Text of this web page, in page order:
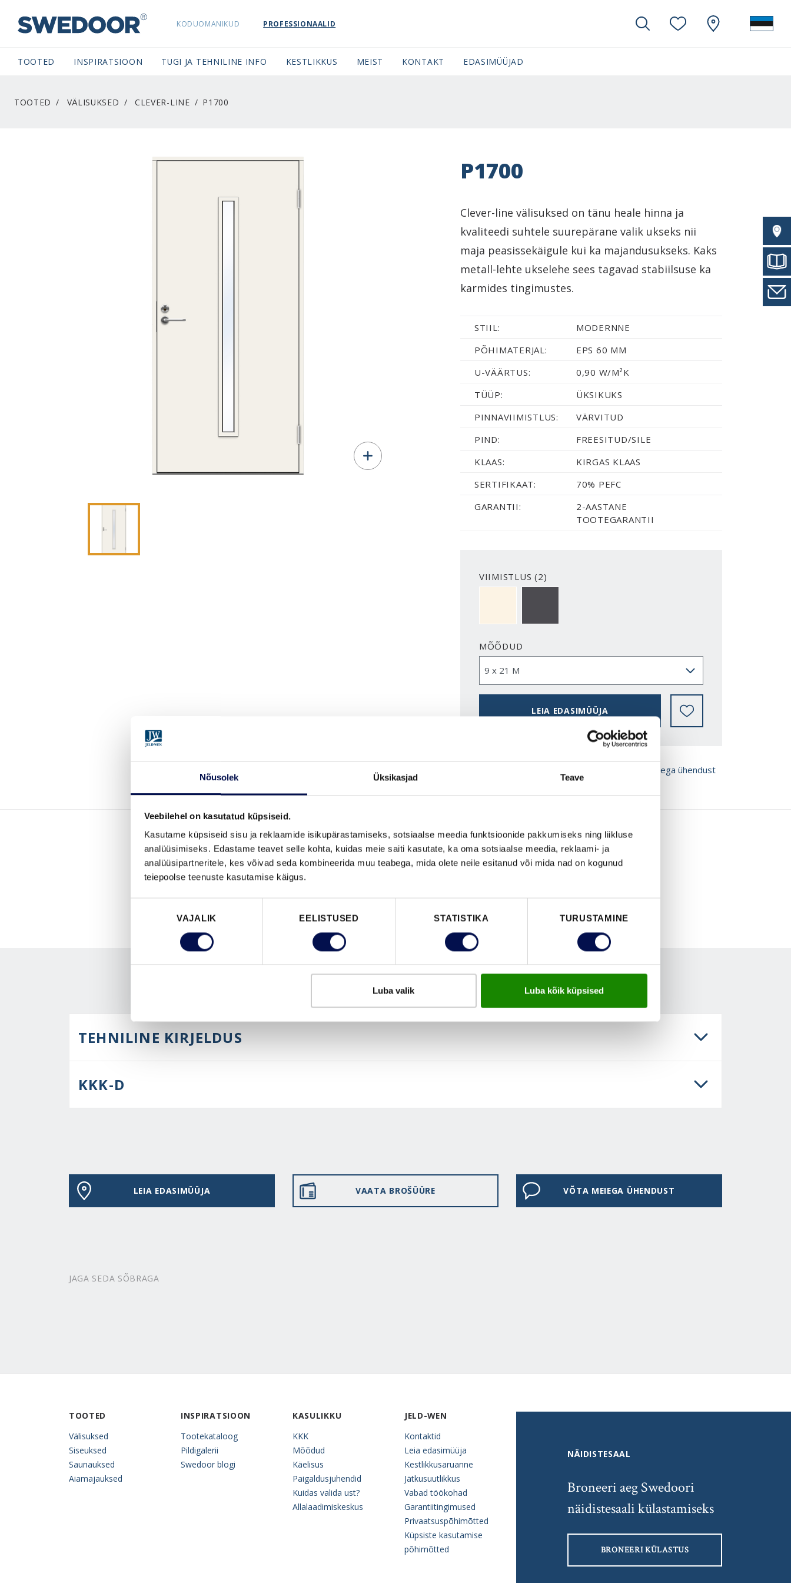
Nõusolek Üksikasjad Teave
Veebilehel on kasutatud küpsiseid.
Kasutame küpsiseid sisu ja reklaamide isikupärastamiseks, sotsiaalse meedia funktsioonide pakkumiseks ning liikluse
analüüsimiseks. Edastame teavet selle kohta, kuidas meie saiti kasutate, ka oma sotsiaalse meedia, reklaami- ja
analüüsipartneritele, kes võivad seda kombineerida muu teabega, mida olete neile esitanud või mida nad on kogunud
teiepoolse teenuste kasutamise käigus.
VAJALIK EELISTUSED STATISTIKA TURUSTAMINE
Luba valik Luba kõik küpsised
SWEDOORESTONIA NAVIGATION
KODUOMANIKUD PROFESSIONAALID
TOOTED INSPIRATSIOON TUGI JA TEHNILINE INFO KESTLIKKUS MEIST KONTAKT EDASIMÜÜJAD
TOOTED VÄLISUKSED CLEVER-LINE P1700
P1700
Clever-line välisuksed on tänu heale hinna ja
kvaliteedi suhtele suurepärane valik ukseks nii
maja peasissekäigule kui ka majandusukseks. Kaks
metall-lehte ukselehe sees tagavad stabiilsuse ka
karmides tingimustes.
STIIL:
MODERNNE
PÕHIMATERJAL:
EPS 60 MM
U-VÄÄRTUS:
0,90 W/M²K
TÜÜP:
ÜKSIKUKS
PINNAVIIMISTLUS:
VÄRVITUD
PIND:
FREESITUD/SILE
KLAAS:
KIRGAS KLAAS
SERTIFIKAAT:
70% PEFC
GARANTII:
2-AASTANE
TOOTEGARANTII
VIIMISTLUS (2)
MÕÕDUD
LEIA EDASIMÜÜJA
Võta meiega ühendust
FUNKTSIOONID
TEHNILINE KIRJELDUS
KKK-D
LEIA EDASIMÜÜJA VAATA BROŠÜÜRE VÕTA MEIEGA ÜHENDUST
JAGA SEDA SÕBRAGA
TOOTED
Välisuksed
Siseuksed
Saunauksed
Aiamajauksed
INSPIRATSIOON
Tootekataloog
Pildigalerii
Swedoor blogi
KASULIKKU
KKK
Mõõdud
Käelisus
Paigaldusjuhendid
Kuidas valida ust?
Allalaadimiskeskus
JELD-WEN
Kontaktid
Leia edasimüüja
Kestlikkusaruanne
Jätkusuutlikkus
Vabad töökohad
Garantiitingimused
Privaatsuspõhimõtted
Küpsiste kasutamise
põhimõtted
NÄIDISTESAAL
Broneeri aeg Swedoori
näidistesaali külastamiseks
BRONEERI KÜLASTUS